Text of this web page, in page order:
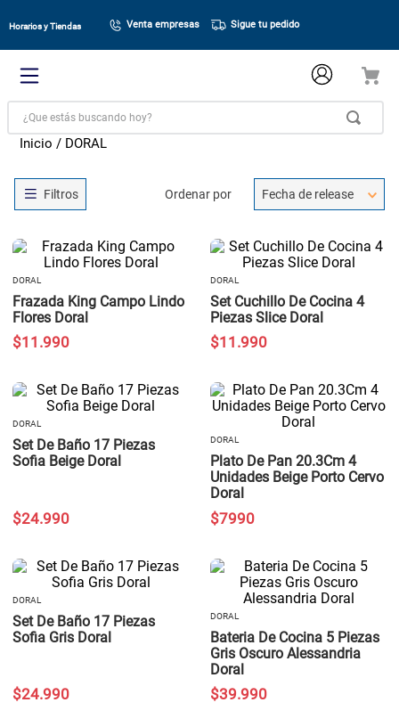
Horarios y Tiendas Venta empresas Sigue tu pedido
¿Que estás buscando hoy?
DORAL
Ordenar por Fecha de release
DORAL
Frazada King Campo Lindo
Flores Doral
$11 .990
DORAL
Set Cuchillo De Cocina 4
Piezas Slice Doral
$11 .990
DORAL
Set De Baño 17 Piezas
Sofia Beige Doral
$24.990
DORAL
Plato De Pan 20.3Cm 4
Unidades Beige Porto Cervo
Doral
$7990
DORAL
Set De Baño 17 Piezas
Sofia Gris Doral
$24.990
DORAL
Bateria De Cocina 5 Piezas
Gris Oscuro Alessandria
Doral
$39.990